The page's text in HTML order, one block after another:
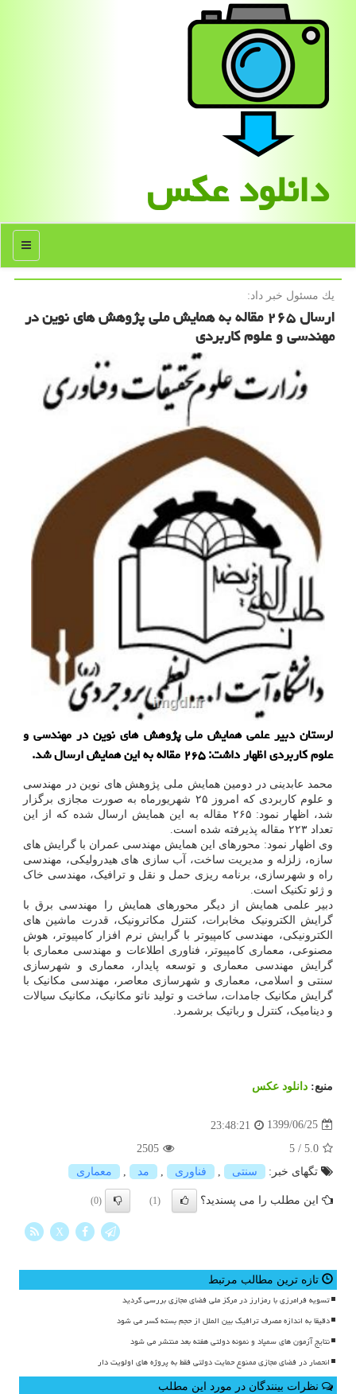
دانلود عكس
منو
یك مسئول خبر داد:
ارسال ۲۶۵ مقاله به همایش ملی پژوهش های نوین در
مهندسی و علوم كاربردی
لرستان دبیر علمی همایش ملی پژوهش های نوین در مهندسی و
علوم كاربردی اظهار داشت: ۲۶۵ مقاله به این همایش ارسال شد.
محمد عابدینی در دومین همایش ملی پژوهش های نوین در مهندسی
و علوم کاربردی که امروز ۲۵ شهریورماه به صورت مجازی برگزار
شد، اظهار نمود: ۲۶۵ مقاله به این همایش ارسال شده که از این
تعداد ۲۲۳ مقاله پذیرفته شده است.
وی اظهار نمود: محورهای این همایش مهندسی عمران با گرایش های
سازه، زلزله و مدیریت ساخت، آب سازی های هیدرولیکی، مهندسی
راه و شهرسازی، برنامه ریزی حمل و نقل و ترافیک، مهندسی خاک
و ژئو تکنیک است.
دبیر علمی همایش از دیگر محورهای همایش را مهندسی برق با
گرایش الکترونیک مخابرات، کنترل مکاترونیک، قدرت ماشین های
الکترونیکی، مهندسی کامپیوتر با گرایش نرم افزار کامپیوتر، هوش
مصنوعی، معماری کامپیوتر، فناوری اطلاعات و مهندسی معماری با
گرایش مهندسی معماری و توسعه پایدار، معماری و شهرسازی
سنتی و اسلامی، معماری و شهرسازی معاصر، مهندسی مکانیک با
گرایش مکانیک جامدات، ساخت و تولید ناتو مکانیک، مکانیک سیالات
و دینامیک، کنترل و رباتیک برشمرد.
منبع: دانلود عكس
1399/06/25
23:48:21
5.0
/
5
2505
تگهای خبر:
سنتی فناوری مد معماری
این مطلب را می پسندید؟ (1)
(0)
X
تازه ترین مطالب مرتبط
تسویه فرامرزی با رمزارز در مرکز ملی فضای مجازی بررسی گردید
دقیقا به اندازه مصرف ترافیک بین الملل از حجم بسته کسر می شود
نتایج آزمون های سمپاد و نمونه دولتی هفته بعد منتشر می شود
انحصار در فضای مجازی ممنوع حمایت دولتی فقط به پروژه های اولویت دار
نظرات بینندگان در مورد این مطلب